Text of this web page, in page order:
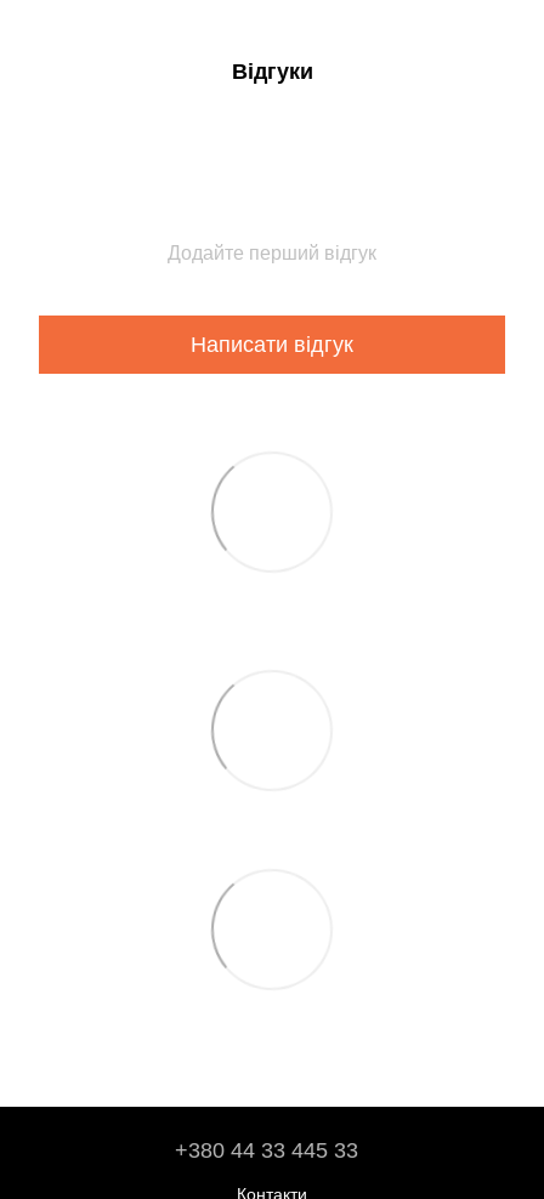
Відгуки
Додайте перший відгук
Написати відгук
+380 44 33 445 33
Контакти